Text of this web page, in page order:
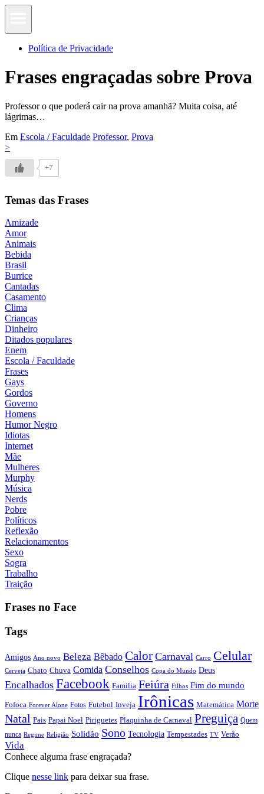
Política de Privacidade
Frases engraçadas sobre Prova
Professor o que poderá cair na prova amanhã? Muita coisa, até
lágrimas…
Em Escola / Faculdade Professor, Prova
>
+7
Temas das Frases
Amizade
Amor
Animais
Bebida
Brasil
Burrice
Cantadas
Casamento
Clima
Crianças
Dinheiro
Ditados populares
Enem
Escola / Faculdade
Frases
Gays
Gordos
Governo
Homens
Humor Negro
Idiotas
Internet
Mãe
Mulheres
Murphy
Música
Nerds
Pobre
Políticos
Reflexão
Relacionamentos
Sexo
Sogra
Trabalho
Traição
Frases no Face
Tags
Amigos Ano novo Beleza Bêbado Calor Carnaval Carro Celular
Cerveja Chato Chuva Comida Conselhos Copa do Mundo Deus
Encalhados Facebook Familia Feiúra Filhos Fim do mundo
Fofoca Forever Alone Fotos Futebol Inveja Irônicas Matemática Morte
Natal Pais Papai Noel Piriguetes Plaquinha de Carnaval Preguiça Quem
nunca Regime Religião Solidão Sono Tecnologia Tempestades TV Verão
Vida
Conhece alguma frase engraçada?
Clique nesse link para deixar sua frase.